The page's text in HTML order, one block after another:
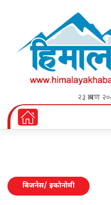
२३ श्रावण
बिजनेस/ इकोनोमी